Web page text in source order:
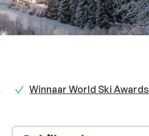
Winnaar World Ski Awards